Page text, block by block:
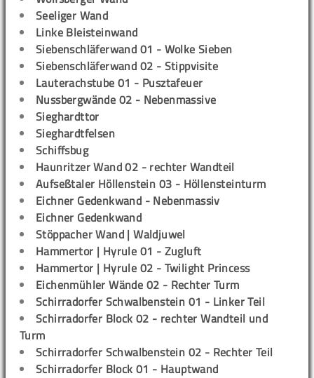
Seeliger Wand
Linke Bleisteinwand
Siebenschläferwand 01 - Wolke Sieben
Siebenschläferwand 02 - Stippvisite
Lauterachstube 01 - Pusztafeuer
Nussbergwände 02 - Nebenmassive
Sieghardttor
Sieghardtfelsen
Schiffsbug
Haunritzer Wand 02 - rechter Wandteil
Aufseßtaler Höllenstein 03 - Höllensteinturm
Eichner Gedenkwand - Nebenmassiv
Eichner Gedenkwand
Stöppacher Wand | Waldjuwel
Hammertor | Hyrule 01 - Zugluft
Hammertor | Hyrule 02 - Twilight Princess
Eichenmühler Wände 02 - Rechter Turm
Schirradorfer Schwalbenstein 01 - Linker Teil
Schirradorfer Block 02 - rechter Wandteil und
Turm
Schirradorfer Schwalbenstein 02 - Rechter Teil
Schirradorfer Block 01 - Hauptwand